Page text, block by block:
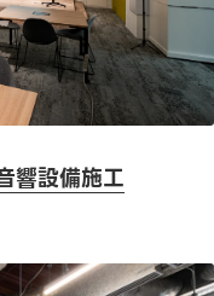
響設備施工
能化